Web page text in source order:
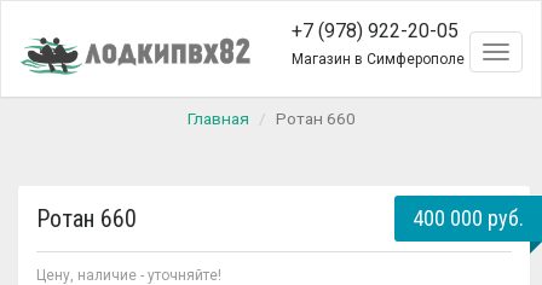
+7 (978) 922-20-05
Магазин в Симферополе
Главная Ротан 660
Ротан 660
Цену, наличие - уточняйте!
400 000 руб.